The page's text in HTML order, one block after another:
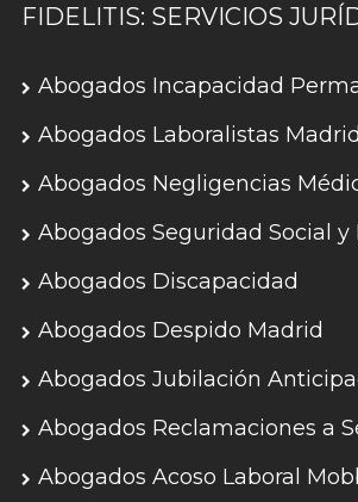
FIDELITIS: SERVICIOS
Abogados Incapacidad
Abogados Laboralistas Madrid
Abogados Negligencias
Abogados Seguridad Social y
Abogados Discapacidad
Abogados Despido Madrid
Abogados Jubilación
Abogados Reclamaciones a
Abogados Acoso Laboral